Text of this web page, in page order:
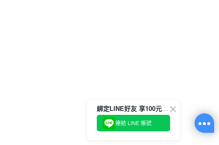
綁定LINE好友 享100元折價券
連結 LINE 帳號